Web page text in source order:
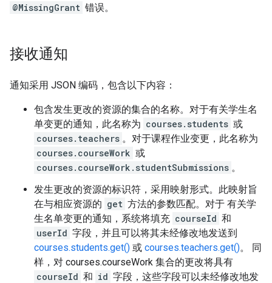
@MissingGrant 错误。
接收通知
通知采用 JSON 编码，包含以下内容：
包含发生更改的资源的集合的名称。对于有关学生名
单变更的通知，此名称为 courses.students 或
courses.teachers 。对于课程作业变更，此名称为
courses.courseWork 或
courses.courseWork.studentSubmissions 。
发生更改的资源的标识符，采用映射形式。此映射旨
在与相应资源的 get 方法的参数匹配。对于 有关学
生名单变更的通知，系统将填充 courseId 和
userId 字段，并且可以将其未经修改地发送到
courses.students.get() 或 courses.teachers.get()。 同
样，对 courses.courseWork 集合的更改将具有
courseId 和 id 字段，这些字段可以未经修改地发